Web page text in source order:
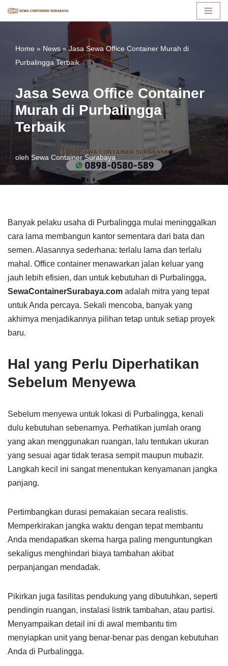
Home » News»Jasa Sewa Office Container Murah di
Purbalingga Terbaik
Jasa Sewa Office Container
Murah di Purbalingga
Terbaik
oleh Sewa Container Surabaya
Banyak pelaku usaha di Purbalingga mulai meninggalkan
cara lama membangun kantor sementara dari bata dan
semen. Alasannya sederhana: terlalu lama dan terlalu
mahal. Office container menawarkan jalan keluar yang
jauh lebih efisien, dan untuk kebutuhan di Purbalingga,
SewaContainerSurabaya.com adalah mitra yang tepat
untuk Anda percaya. Sekali mencoba, banyak yang
akhirnya menjadikannya pilihan tetap untuk setiap proyek
baru.
Hal yang Perlu Diperhatikan
Sebelum Menyewa
Sebelum menyewa untuk lokasi di Purbalingga, kenali
dulu kebutuhan sebenarnya. Perhatikan jumlah orang
yang akan menggunakan ruangan, lalu tentukan ukuran
yang sesuai agar tidak terasa sempit maupun mubazir.
Langkah kecil ini sangat menentukan kenyamanan jangka
panjang.
Pertimbangkan durasi pemakaian secara realistis.
Memperkirakan jangka waktu dengan tepat membantu
Anda mendapatkan skema harga paling menguntungkan
sekaligus menghindari biaya tambahan akibat
perpanjangan mendadak.
Pikirkan juga fasilitas pendukung yang dibutuhkan, seperti
pendingin ruangan, instalasi listrik tambahan, atau partisi.
Menyampaikan detail ini di awal membantu tim
menyiapkan unit yang benar-benar pas dengan kebutuhan
Anda di Purbalingga.